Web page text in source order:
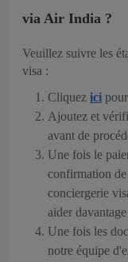
via Air India ?
Veuillez suivre les
visa :
Cliquez ici
Ajoutez et
avant de
Une fois le
confirmation
conciergerie
aider
Une fois les
notre équipe